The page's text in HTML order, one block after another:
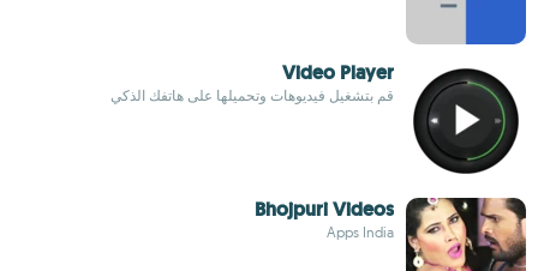
Video Player
قم بتشغيل فيديوهات وتحميلها على هاتفك الذكي
Bhojpuri Videos
Apps India